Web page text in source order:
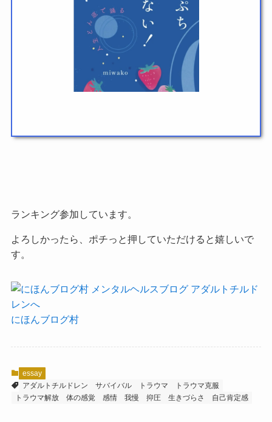
ランキング参加しています。
よろしかったら、ポチっと押していただけると嬉しいで
す。
にほんブログ村
essay
アダルトチルドレン
サバイバル トラウマ
トラウマ克服
トラウマ解放
体の感覚 感情 我慢 抑圧 生きづらさ 自己肯定感